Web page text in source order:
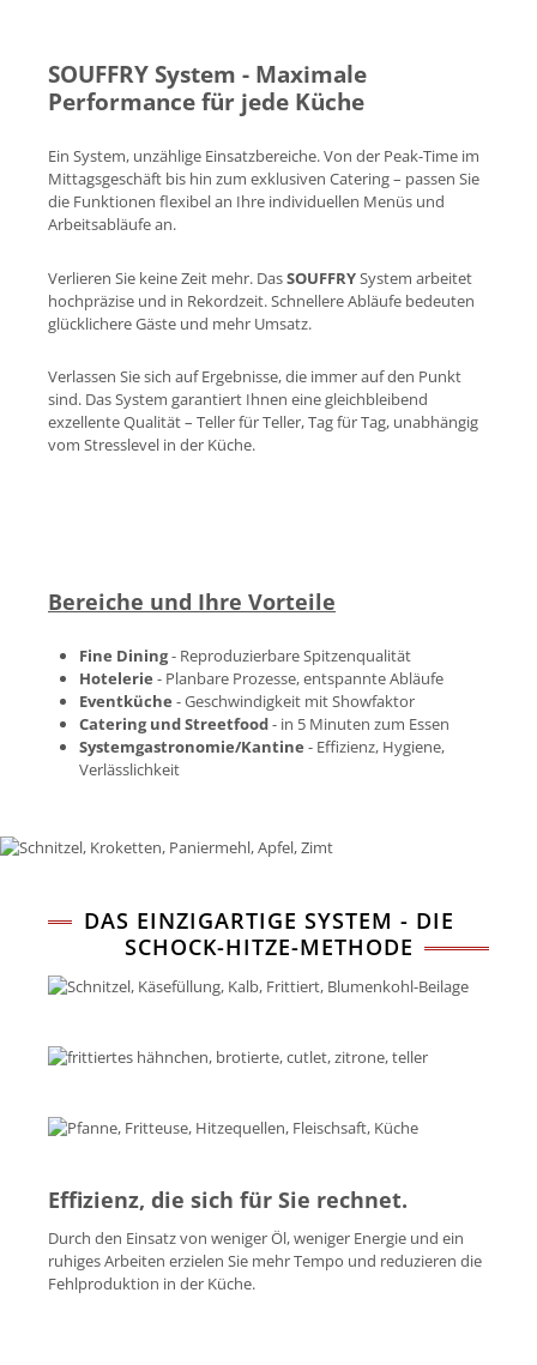
SOUFFRY System - Maximale
Performance für jede Küche
Ein System, unzählige Einsatzbereiche. Von der Peak-Time im
Mittagsgeschäft bis hin zum exklusiven Catering – passen Sie
die Funktionen flexibel an Ihre individuellen Menüs und
Arbeitsabläufe an.
Verlieren Sie keine Zeit mehr. DasSOUFFRYSystem arbeitet
hochpräzise und in Rekordzeit. Schnellere Abläufe bedeuten
glücklichere Gäste und mehr Umsatz.
Verlassen Sie sich auf Ergebnisse, die immer auf den Punkt
sind. Das System garantiert Ihnen eine gleichbleibend
exzellente Qualität – Teller für Teller, Tag für Tag, unabhängig
vom Stresslevel in der Küche.
Bereiche und Ihre Vorteile
Fine Dining- Reproduzierbare Spitzenqualität
Hotelerie - Planbare Prozesse, entspannte Abläufe
Eventküche - Geschwindigkeit mit Showfaktor
Catering und Streetfood- in 5 Minuten zum Essen
Systemgastronomie/Kantine - Effizienz, Hygiene,
Verlässlichkeit
DAS EINZIGARTIGE SYSTEM - DIE
SCHOCK-HITZE-METHODE
Effizienz, die sich für Sie rechnet.
Durch den Einsatz von weniger Öl, weniger Energie und ein
ruhiges Arbeiten erzielen Sie mehr Tempo und reduzieren die
Fehlproduktion in der Küche.